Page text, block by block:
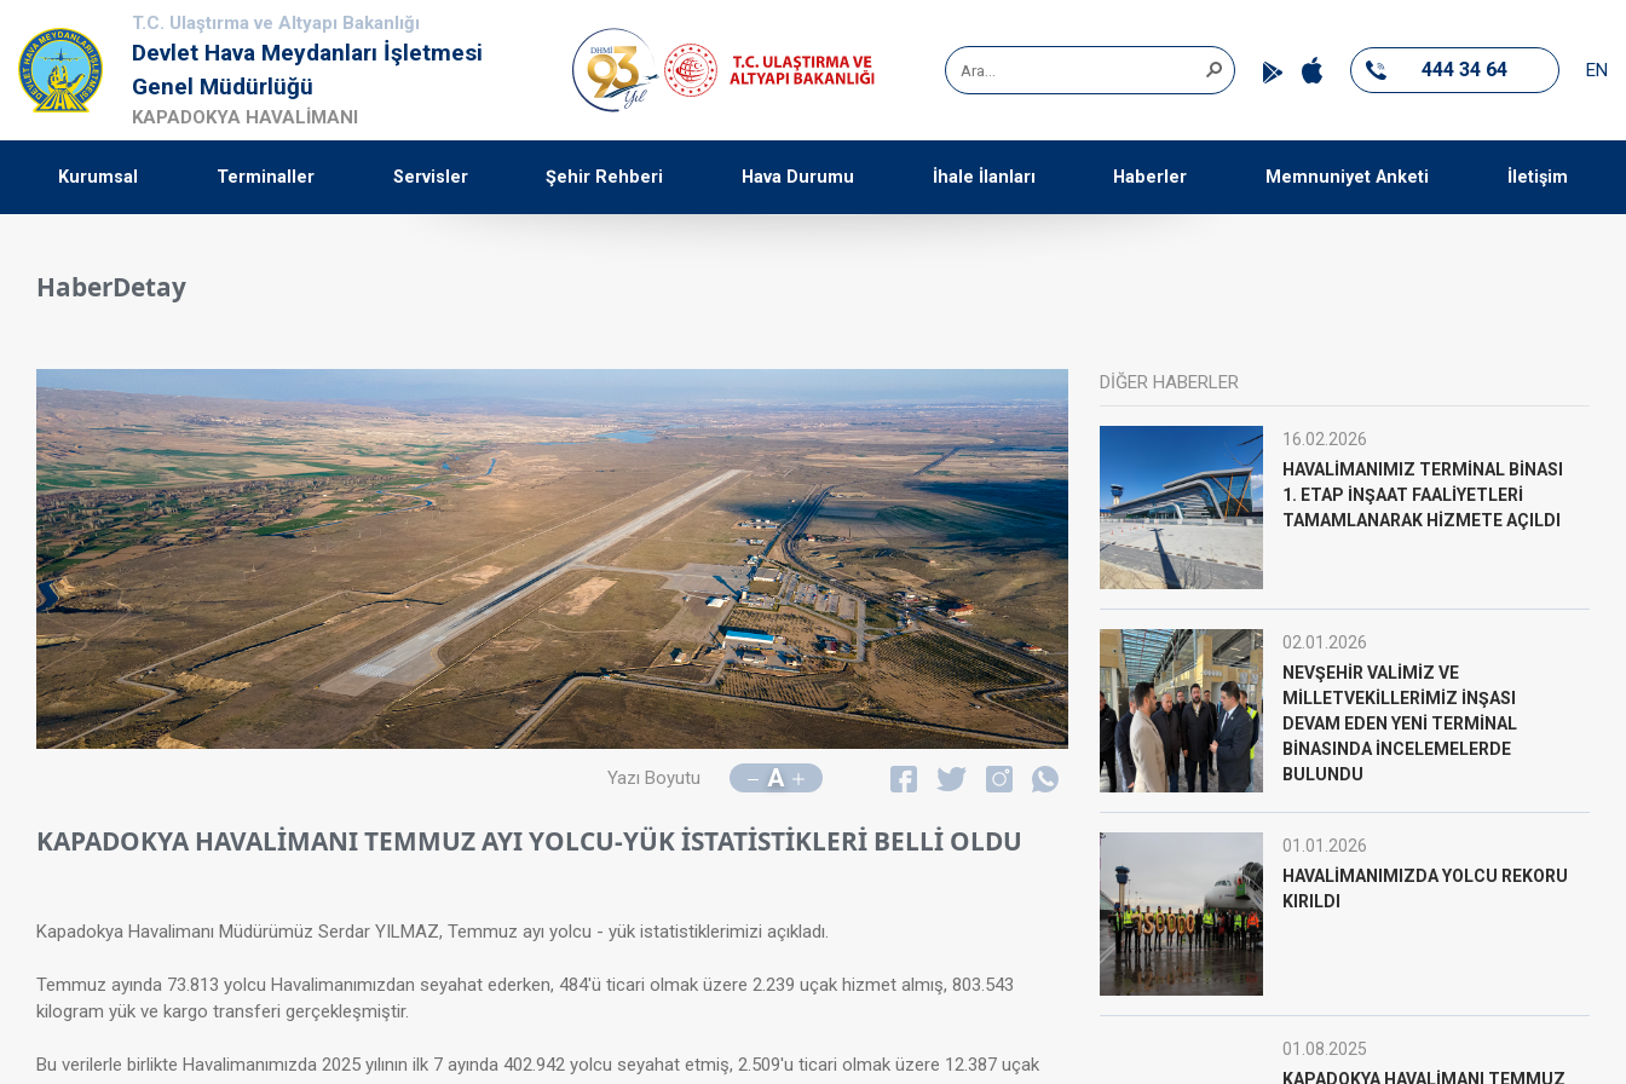
T.C. Ulaştırma ve Altyapı Bakanlığı
Devlet Hava Meydanları İşletmesi
Genel Müdürlüğü
KAPADOKYA HAVALİMANI
444 34 64 EN
Kurumsal Terminaller Servisler Şehir Rehberi Hava Durumu İhale İlanları Haberler Memnuniyet Anketi İletişim
HaberDetay
Yazı Boyutu A
KAPADOKYA HAVALİMANI TEMMUZ AYI YOLCU-YÜK İSTATİSTİKLERİ BELLİ OLDU
Kapadokya Havalimanı Müdürümüz Serdar YILMAZ, Temmuz ayı yolcu - yük istatistiklerimizi açıkladı.
Temmuz ayında 73.813 yolcu Havalimanımızdan seyahat ederken, 484'ü ticari olmak üzere 2.239 uçak hizmet almış, 803.543
kilogram yük ve kargo transferi gerçekleşmiştir.
Bu verilerle birlikte Havalimanımızda 2025 yılının ilk 7 ayında 402.942 yolcu seyahat etmiş, 2.509'u ticari olmak üzere 12.387 uçak
DİĞER HABERLER
16.02.2026
HAVALİMANIMIZ TERMİNAL BİNASI
1. ETAP İNŞAAT FAALİYETLERİ
TAMAMLANARAK HİZMETE AÇILDI
02.01.2026
NEVŞEHİR VALİMİZ VE
MİLLETVEKİLLERİMİZ İNŞASI
DEVAM EDEN YENİ TERMİNAL
BİNASINDA İNCELEMELERDE
BULUNDU
01.01.2026
HAVALİMANIMIZDA YOLCU REKORU
KIRILDI
01.08.2025
KAPADOKYA HAVALİMANI TEMMUZ